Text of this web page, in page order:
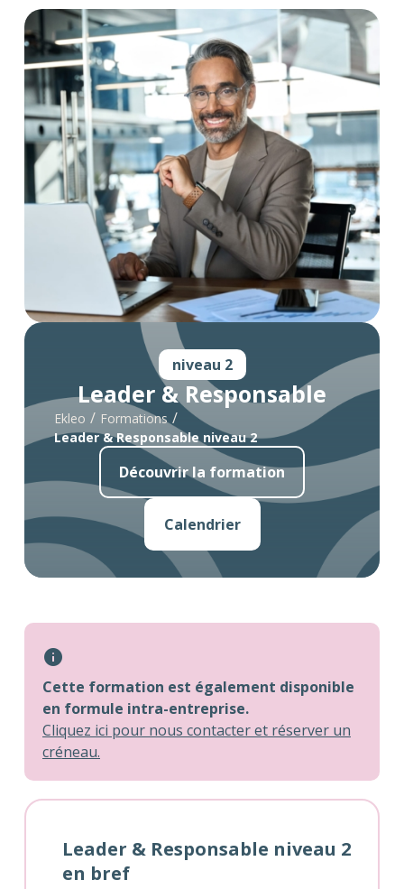
Leader & Responsable
niveau 2
Ekleo / Formations /
Leader & Responsable niveau 2
Calendrier
Découvrir la formation
Cette formation est également disponible
en formule intra-entreprise.
Cliquez ici pour nous contacter et réserver un
créneau.
Leader & Responsable niveau 2
en bref